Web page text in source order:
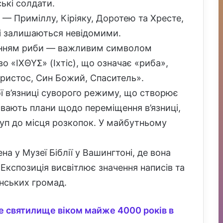
солдати.
Приміллу, Кіріяку, Доротею та Хресте,
залишаються невідомими.
риби — важливим символом
«ΙΧΘΥΣ» (Іхтіс), що означає «риба»,
Син Божий, Спаситель».
в’язниці суворого режиму, що створює
плани щодо переміщення в’язниці,
до місця розкопок. У майбутньому
у Музеї Біблії у Вашингтоні, де вона
висвітлює значення написів та
громад.
святилище віком майже 4000 років в